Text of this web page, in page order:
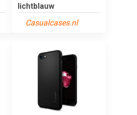
lichtblauw
Casualcases.nl